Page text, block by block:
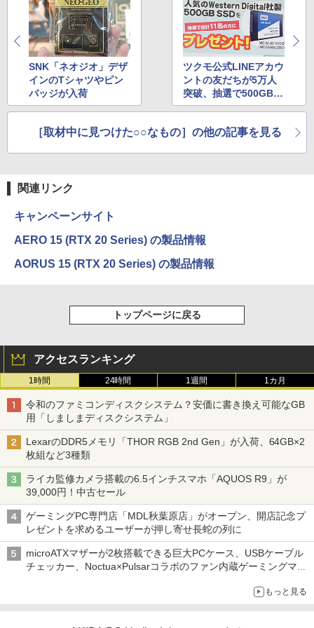
SNK「ネオジオ」デザ
インのTシャツやピン
バッジが入荷
ツクモ公式LINEアカウ
ントの友だちが5万人
突破、抽選で500GB S
SDをプレゼント
［取材中に見つけた○○なもの］の他の記事を見る
関連リンク
キャンペーンサイト
AERO 15 (RTX 20 Series) の製品情報
AORUS 15 (RTX 20 Series) の製品情報
トップページに戻る
アクセスランキング
1時間 24時間 1週間 1カ月
令和のファミコンディスクシステム？安価に書き換え可能なGB
用「しましまディスクシステム」
LexarのDDR5メモリ「THOR RGB 2nd Gen」が入荷、64GB×2
枚組など3種類
ライカ監修カメラ搭載の6.5インチスマホ「AQUOS R9」が
39,000円！中古セール
ゲーミングPC専門店「MDL秋葉原店」がオープン、開店記念プ
レゼントを求めるユーザーが押し寄せ長蛇の列に
microATXマザーが2枚搭載できる巨大PCケース、USBケーブル
チェッカー、Noctua×Pulsarコラボのファン内蔵ゲーミングマウ
もっと見る